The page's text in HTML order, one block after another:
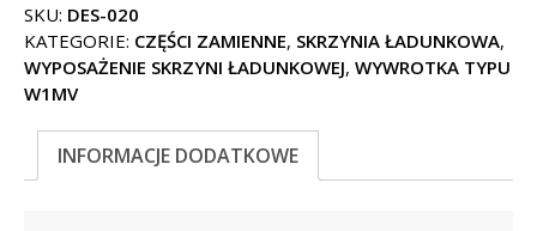
SKU: DES-020
KATEGORIE: CZĘŚCI ZAMIENNE, SKRZYNIA ŁADUNKOWA,
WYPOSAŻENIE SKRZYNI ŁADUNKOWEJ, WYWROTKA TYPU
W1MV
INFORMACJE DODATKOWE